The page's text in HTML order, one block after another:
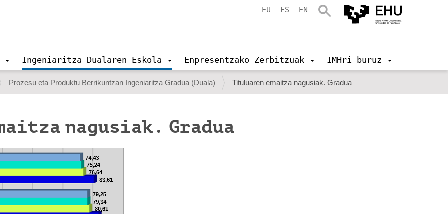
EU ES EN
Ingeniaritza Dualaren Eskola Enpresentzako Zerbitzuak IMHri buruz
Prozesu eta Produktu Berrikuntzan Ingeniaritza Gradua (Duala) Tituluaren emaitza nagusiak. Gradua
nagusiak. Gradua